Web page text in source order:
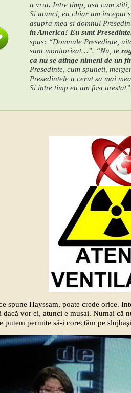
a vrut. Intre timp, asa cum
Si atunci, eu chiar am inceput
asupra mea si domnul
in America! Eu sunt
spus: “Domnule Presedinte,
sunt monitorizat…”. “Nu, te
ca nu se atinge nimeni de un
Presedinte, cum spuneti,
Presedintele a cerut sa mai
Si intre timp eu am fost
spune Hayssam, poate crede orice.
dacă vor ei, atunci e musai. Numai că
putem permite să-i corectăm pe